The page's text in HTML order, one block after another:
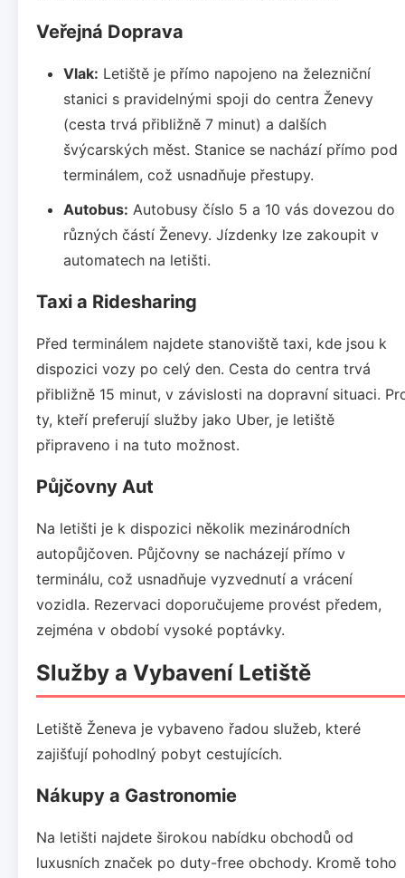
Veřejná Doprava
Vlak: Letiště je přímo napojeno na železniční
stanici s pravidelnými spoji do centra Ženevy
(cesta trvá přibližně 7 minut) a dalších
švýcarských měst. Stanice se nachází přímo pod
terminálem, což usnadňuje přestupy.
Autobus: Autobusy číslo 5 a 10 vás dovezou do
různých částí Ženevy. Jízdenky lze zakoupit v
automatech na letišti.
Taxi a Ridesharing
Před terminálem najdete stanoviště taxi, kde jsou k
dispozici vozy po celý den. Cesta do centra trvá
přibližně 15 minut, v závislosti na dopravní situaci.
ty, kteří preferují služby jako Uber, je letiště
připraveno i na tuto možnost.
Půjčovny Aut
Na letišti je k dispozici několik mezinárodních
autopůjčoven. Půjčovny se nacházejí přímo v
terminálu, což usnadňuje vyzvednutí a vrácení
vozidla. Rezervaci doporučujeme provést předem,
zejména v období vysoké poptávky.
Služby a Vybavení Letiště
Letiště Ženeva je vybaveno řadou služeb, které
zajišťují pohodlný pobyt cestujících.
Nákupy a Gastronomie
Na letišti najdete širokou nabídku obchodů od
luxusních značek po duty-free obchody. Kromě toho